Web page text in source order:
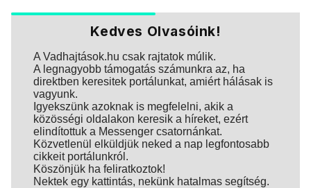
Kedves Olvasóink!
A Vadhajtások.hu csak rajtatok múlik.
A legnagyobb támogatás számunkra az, ha
direktben keresitek portálunkat, amiért hálásak is
vagyunk.
Igyekszünk azoknak is megfelelni, akik a
közösségi oldalakon keresik a híreket, ezért
elindítottuk a Messenger csatornánkat.
Közvetlenül elküldjük neked a nap legfontosabb
cikkeit portálunkról.
Köszönjük ha feliratkoztok!
Nektek egy kattintás, nekünk hatalmas segítség.